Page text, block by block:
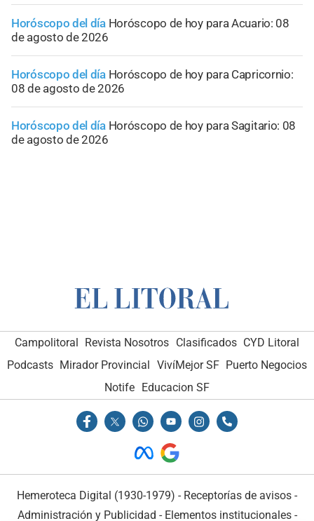
Horóscopo del día Horóscopo de hoy para Acuario: 08
de agosto de 2026
Horóscopo del día Horóscopo de hoy para Capricornio:
08 de agosto de 2026
Horóscopo del día Horóscopo de hoy para Sagitario: 08
de agosto de 2026
Campolitoral Revista Nosotros Clasificados CYD Litoral
Podcasts Mirador Provincial VivíMejor SF Puerto Negocios
Notife Educacion SF
Hemeroteca Digital (1930-1979) - Receptorías de avisos -
Administración y Publicidad - Elementos institucionales-